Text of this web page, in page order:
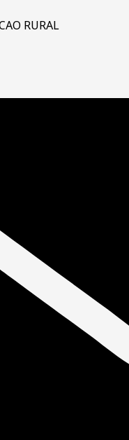
RURAL